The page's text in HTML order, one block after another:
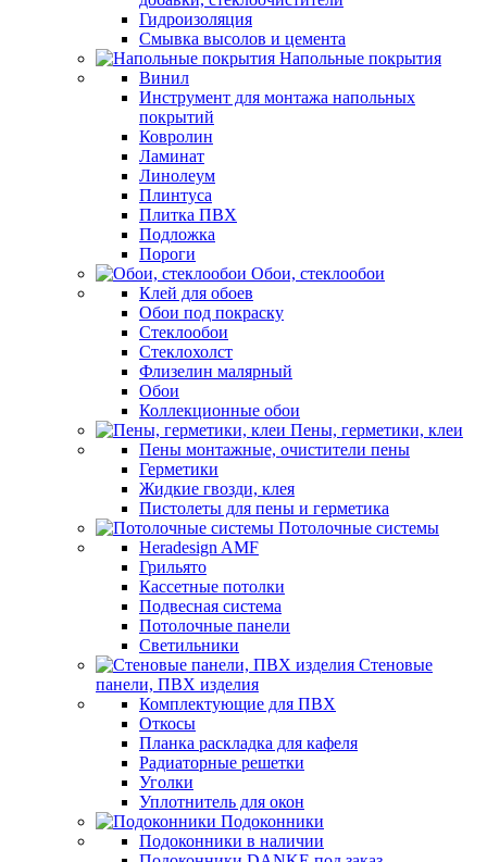
Гидроизоляция
Смывка высолов и цемента
Напольные покрытия
Винил
Инструмент для монтажа напольных
покрытий
Ковролин
Ламинат
Линолеум
Плинтуса
Плитка ПВХ
Подложка
Пороги
Обои, стеклообои
Клей для обоев
Обои под покраску
Стеклообои
Стеклохолст
Флизелин малярный
Обои
Коллекционные обои
Пены, герметики, клеи
Пены монтажные, очистители пены
Герметики
Жидкие гвозди, клея
Пистолеты для пены и герметика
Потолочные системы
Heradesign AMF
Грильято
Кассетные потолки
Подвесная система
Потолочные панели
Светильники
Стеновые
панели, ПВХ изделия
Комплектующие для ПВХ
Откосы
Планка раскладка для кафеля
Радиаторные решетки
Уголки
Уплотнитель для окон
Подоконники
Подоконники в наличии